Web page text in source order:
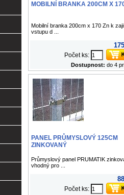
MOBILNÍ BRANKA 200CM X
Mobilní branka 200cm x 170 Zn k
vstupu d ...
Počet ks:
Dostupnost: do 4
PANEL PRŮMYSLOVÝ 125CM
ZINKOVANÝ
Průmyslový panel PRUMATIK
vhodný pro ...
Počet ks: